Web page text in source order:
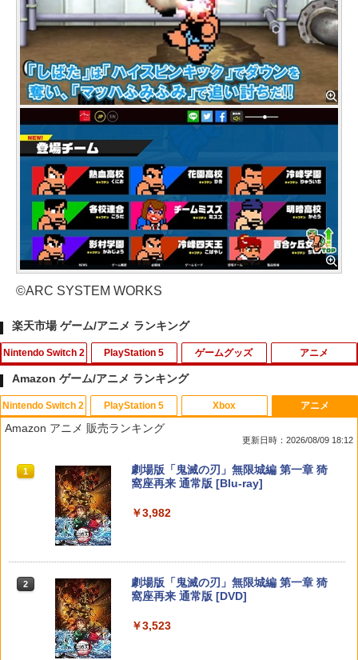
©ARC SYSTEM WORKS
楽天市場 ゲーム/アニメ ランキング
Nintendo Switch 2
1
【楽天ブックス限定特典】ドンキーコン
グ バナンザ(「スーパーマリオ」ステッ
￥7,902
までご利用可 ■
￥7,979
PlayStation 5
1
【中古】PS5ドラゴンクエストVII Rei
magined
￥4,890
ゲームグッズ
1
【中古】ぼくとシムのまち リゾートに元
気をとりもどそう! (特典無し)
Switch2 ケース 即納 スイッチ2 Nintend
グケース 新型 ジョイコン ソフト ケーブ
ルなど 収納可能 ギフト プレゼント シン
プル 無地 黒 ピンク 黄色 赤 青 送料無料
￥1,100
アニメ
1
デザート・ローズ 砂の薔薇 雪の黙示録
【Blu-ray】 [ 新谷かおる ]
￥4,400
Amazon ゲーム/アニメ ランキング
Nintendo Switch 2
1
スプラトゥーン レイダース|オンライン
コード版
￥5,832
2 スプラトゥーン レイダース -Switch2
PlayStation 5
1
PlayStation 5 デジタル・エディション
日本語専用 Console Language: Japan
2
Beast of Reincarnation -PS5 【特典】
プロダクトコード 封入
￥7,286
Xbox
1
【純正品】Xbox ワイヤレス コントロー
ラー + USB-C® ケーブル
￥8,300
ラー (ロボット ホワイト)
アニメ
Amazon アニメ 販売ランキング
更新日時：2026/08/09 18:12
1
劇場版「鬼滅の刃」無限城編 第一章 猗
窩座再来 通常版 [Blu-ray]
￥3,982
2
劇場版「鬼滅の刃」無限城編 第一章 猗
窩座再来 通常版 [DVD]
￥3,523